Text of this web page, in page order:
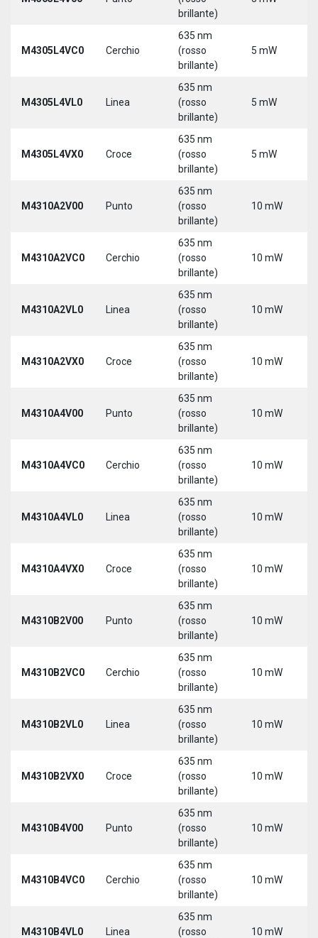
brillante)
M4305L4VC0 Cerchio
635 nm
(rosso
brillante)
5 mW
M4305L4VL0 Linea
635 nm
(rosso
brillante)
5 mW
M4305L4VX0 Croce
635 nm
(rosso
brillante)
5 mW
M4310A2V00 Punto
635 nm
(rosso
brillante)
10 mW
M4310A2VC0 Cerchio
635 nm
(rosso
brillante)
10 mW
M4310A2VL0 Linea
635 nm
(rosso
brillante)
10 mW
M4310A2VX0 Croce
635 nm
(rosso
brillante)
10 mW
M4310A4V00 Punto
635 nm
(rosso
brillante)
10 mW
M4310A4VC0 Cerchio
635 nm
(rosso
brillante)
10 mW
M4310A4VL0 Linea
635 nm
(rosso
brillante)
10 mW
M4310A4VX0 Croce
635 nm
(rosso
brillante)
10 mW
M4310B2V00 Punto
635 nm
(rosso
brillante)
10 mW
M4310B2VC0 Cerchio
635 nm
(rosso
brillante)
10 mW
M4310B2VL0 Linea
635 nm
(rosso
brillante)
10 mW
M4310B2VX0 Croce
635 nm
(rosso
brillante)
10 mW
M4310B4V00 Punto
635 nm
(rosso
brillante)
10 mW
M4310B4VC0 Cerchio
635 nm
(rosso
brillante)
10 mW
M4310B4VL0 Linea
635 nm
(rosso
10 mW